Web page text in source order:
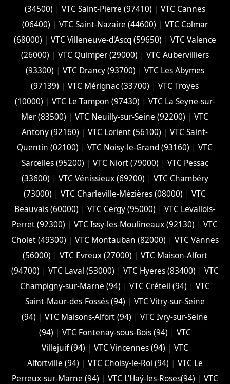
(34500) | VTC Saint-Pierre (97410) | VTC Cannes
(06400) | VTC Saint-Nazaire (44600) | VTC Colmar
(68000) | VTC Villeneuve-d'Ascq (59650) | VTC Valence
(26000) | VTC Quimper (29000) | VTC Aubervilliers
(93300) | VTC Drancy (93700) | VTC Les Abymes
(97139) |VTC Mérignac (33700) |VTC Troyes
(10000) | VTC Le Tampon (97430) | VTC La Seyne-sur-
Mer (83500) |VTC Neuilly-sur-Seine (92200) |VTC
Antony (92160) |VTC Lorient (56100) |VTC Saint-
Quentin (02100) |VTC Noisy-le-Grand (93160) |VTC
Sarcelles (95200) | VTC Niort (‎79000) | VTC Pessac
(33600) | VTC Vénissieux (69200) | VTC Chambéry
(‎73000) |VTC Charleville-Mézières (08000) |VTC
Beauvais (60000) |VTC Cergy (95000) |VTC Levallois-
Perret (92300) |VTC Issy-les-Moulineaux (92130) |VTC
Cholet (‎49300) | VTC Montauban (82000) | VTC Vannes
(56000) | VTC Evreux (27000) | VTC Maison-Alfort
(94700) | VTC Laval (53000) | VTC Hyeres (‎83400) | VTC
Champigny-sur-Marne (94) | VTC Créteil (94) | VTC
Saint-Maur-des-Fossés (94) | VTC Vitry-sur-Seine
(94) |VTC Maisons-Alfort (94) |VTC Ivry-sur-Seine
(94) | VTC Fontenay-sous-Bois (94) | VTC
Villejuif (94) | VTC Vincennes (94) | VTC
Alfortville (94) | VTC Choisy-le-Roi (94) | VTC Le
Perreux-sur-Marne (94) | VTC L'Haÿ-les-Roses(94) | VTC